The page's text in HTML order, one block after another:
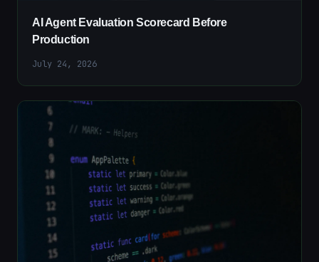
AI Agent Evaluation Scorecard Before
Production
July 24, 2026